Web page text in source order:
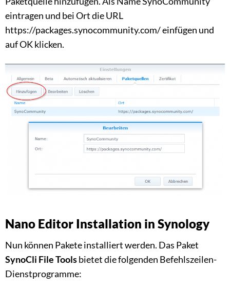
eintragen und bei Ort die URL
https://packages.synocommunity.com/ einfügen und
auf OK klicken.
Nano Editor Installation in Synology
Nun können Pakete installiert werden. Das Paket
SynoCli File Toolsbietet die folgenden Befehlszeilen-
Dienstprogramme: